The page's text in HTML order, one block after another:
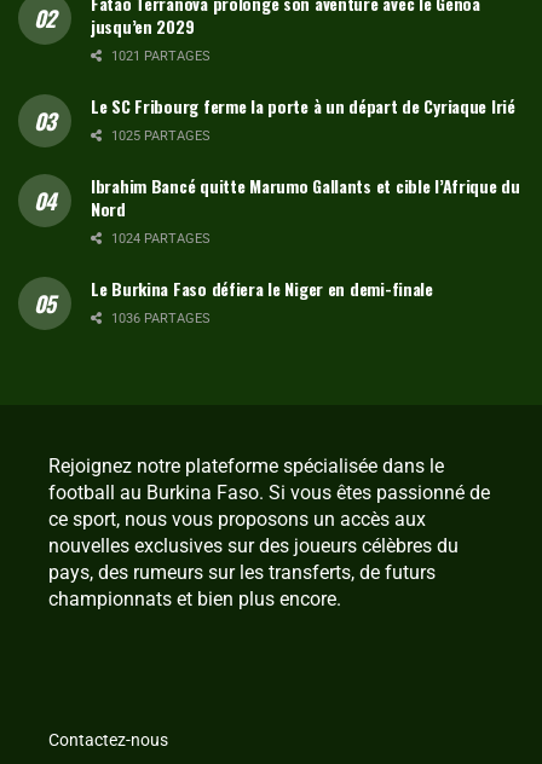
jusqu’en 2029
1021 PARTAGES
Le SC Fribourg ferme la porte à un départ de Cyriaque Irié
1025 PARTAGES
Ibrahim Bancé quitte Marumo Gallants et cible l’Afrique du
Nord
1024 PARTAGES
Le Burkina Faso défiera le Niger en demi-finale
1036 PARTAGES
Rejoignez notre plateforme spécialisée dans le
football au Burkina Faso. Si vous êtes passionné de
ce sport, nous vous proposons un accès aux
nouvelles exclusives sur des joueurs célèbres du
pays, des rumeurs sur les transferts, de futurs
championnats et bien plus encore.
Contactez-nous